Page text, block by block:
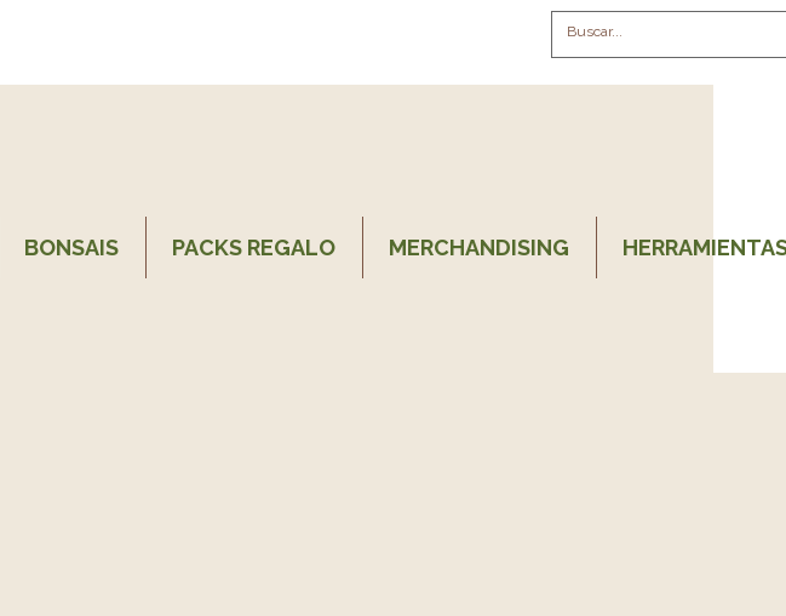
BONSAIS PACKS REGALO MERCHANDISING